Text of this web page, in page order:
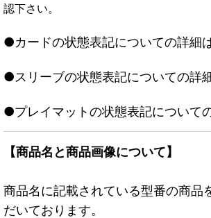
認下さい。
●カードの状態表記についての詳細
●スリーブの状態表記についての詳
●プレイマットの状態表記について
【商品名と商品画像について】
商品名に記載されている型番の商品
だいております。